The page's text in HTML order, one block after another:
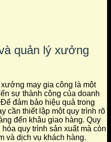
quản lý xưởng
may gia công là một
sự thành công của doanh
đảm bảo hiệu quả trong
cần thiết lập một quy trình rõ
đến khâu giao hàng. Quy
quy trình sản xuất mà còn
và dịch vụ khách hàng.